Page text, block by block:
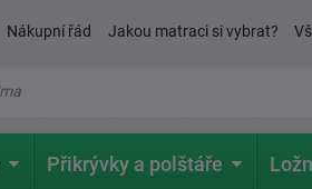
Nákupní řád Jakou matraci si vybrat?
Přikrývky a polštáře